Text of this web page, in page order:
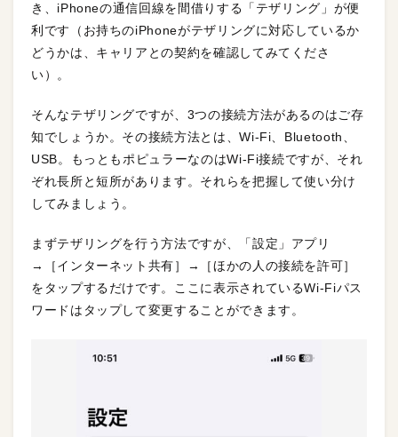
き、iPhoneの通信回線を間借りする「テザリング」が便
利です（お持ちのiPhoneがテザリングに対応しているか
どうかは、キャリアとの契約を確認してみてくださ
い）。
そんなテザリングですが、3つの接続方法があるのはご存
知でしょうか。その接続方法とは、Wi-Fi、Bluetooth、
USB。もっともポピュラーなのはWi-Fi接続ですが、それ
ぞれ長所と短所があります。それらを把握して使い分け
してみましょう。
まずテザリングを行う方法ですが、「設定」アプリ
→［インターネット共有］→［ほかの人の接続を許可］
をタップするだけです。ここに表示されているWi-Fiパス
ワードはタップして変更することができます。